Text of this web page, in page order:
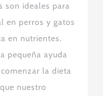
son ideales para
en perros y gatos
en nutrientes.
pequeña ayuda
la dieta
nuestro